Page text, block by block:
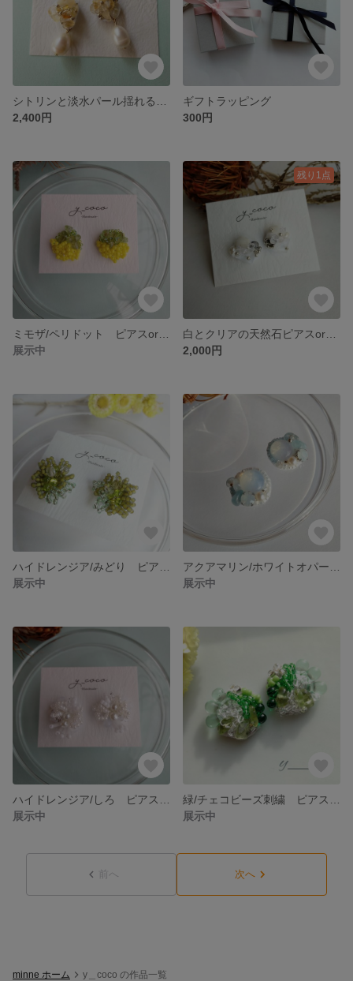
2,400円
ギフトラッピング
300円
展示中
残り1点
2,000円
展示中
展示中
展示中
展示中
前へ 次へ
minne ホーム y＿coco の作品一覧